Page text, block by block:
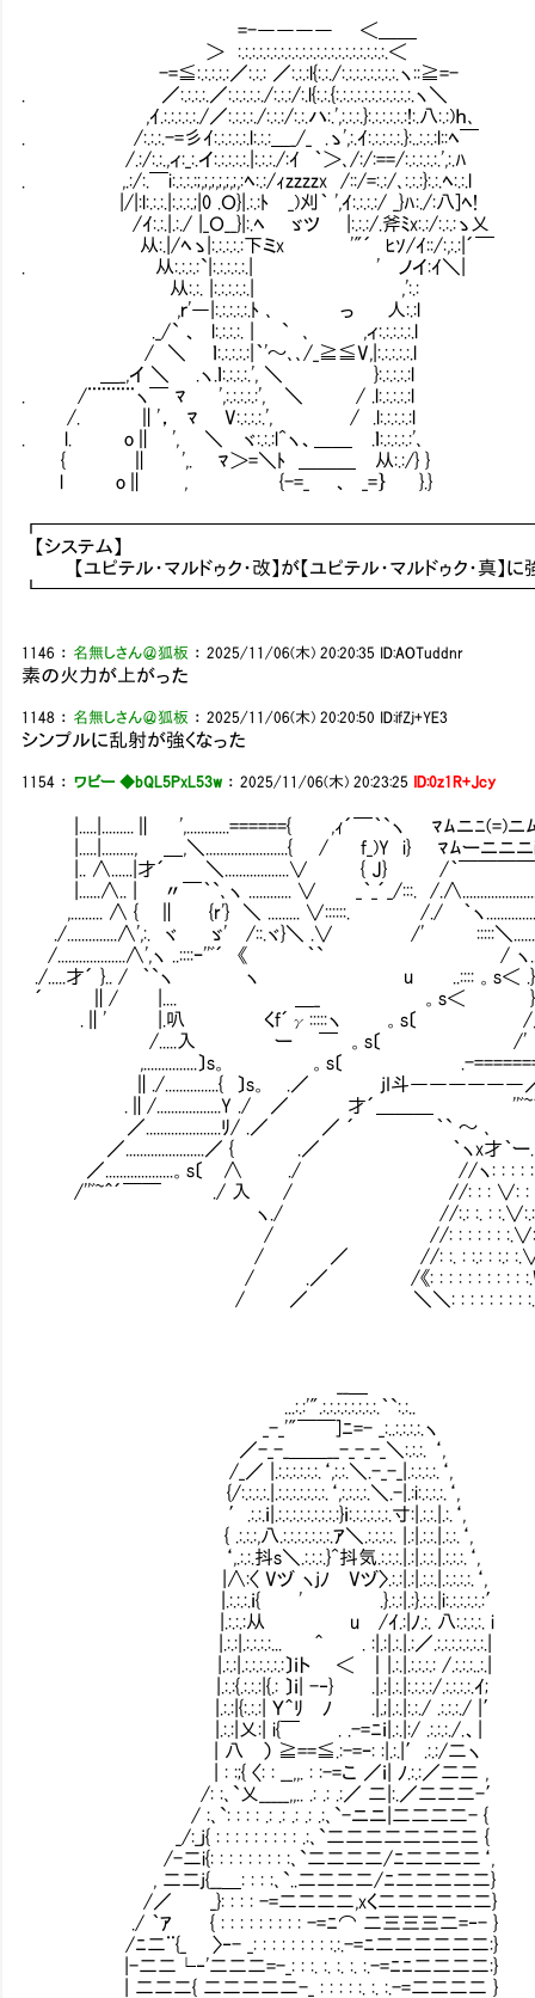
=-―――― ＜＿＿
＞ :.:.:.:.:.:.:.:.:.:.:.:.:.:.:.:.:.:.:.:.:.＜
-=≦:.:.:.:.:／:.:.: ／:.:.:l{:.:./:.:.:.:.:.:.:.:.ヽ::≧=-
. ／:.:.:.:.／:.:.:.:.:./:.:.:/:.l{:.:.{:.:.:.:.:.:.:.:.:.:.:.ヽ＼
,ｲ.:.:.:.:.:./／:.:.:.:./:.:.:/:.:.ハ:.',:.:.:.}:.:.:.:.:.:!:.八:.:)ｈ､
. /:.:.:.-=彡ｲ:.:.:.:.:.l:.:.:＿_/_ .ゝ',:.ｲ:.:.:.:.:.}:..:.:.:l::ﾍ￣
/.:/:.:.,ィ:_:.イ:.:.:.:.:.|:.:.:./:ｲ ｀＞､/:/:==/:.:.:.:.:.',:.ﾊ 所持
. ,.:/:.￣i:.:.:.:;,;,;,;,;,;,:ﾍ:.:/ｨzzzzx /::/=:.:/､:.:.:}:.:.ﾍ:.:.l
|/|:l:.:.:.|:.:.:.;|0 .Ｏ}|.:.:ﾄ _)刈｀ ',ｲ:.:.:.:/ _}ﾊ:./:八]ﾍ!
/ｲ:.:.|.:./ |_Ｏ__}|:.ﾍ ゞツ |:.:.:/.斧ﾐx:.:/:.:.:ゝ乂
从:.|/ﾍゝ|:.:.:.:.:下ミx '"´ ﾋｿ/ｲ::/:,:.:|´￣
. 从:.:.:.:`|:.:.:.:.:.| ' ノイ:ｲ＼| ・【W】【R】【ユピ
从:.:. |:.:.:.:.:.| ,':.:
,ｒ'―|:.:.:.:.:.ﾄ ､ っ 人:.:l ・【W】【R】【ユピテ
._/` 、 l:.:.:.:. | ` ､ ,ィ:.:.:.:.:.l
/ ＼ ｌ:.:.:.:.:|｀'～､､/_≧≦V,|:.:.:.:.:.l
＿_,イ ＼ .ヽ.ｌ:.:.:.:.', ＼ }:.:.:.:.:l
. /¨¨¨¨¨ヽ￣ ﾏ ',:.:.:.:.:', ＼ / .l:.:.:.:.:l
/. ∥'， ﾏ V:.:.:.:.', / .l:.:.:.:.:l
. l. o∥ ', ＼ ヾ:.:.:l^ヽ、＿＿ .ｌ:.:.:.:.:'､
{ ∥ ',. ﾏ＞=＼ﾄ ＿＿＿ 从:.:/} }
l o∥ , {-=_ 、 _=｝ }.}
【システム】
【ユピテル・マルドゥク・改】が【ユピテル・マルドゥク・真】
1146 ： 名無しさん＠狐板 ：2025/11/06(木) 20:20:35 ID:AOTuddnr
素の火力が上がった
1148 ： 名無しさん＠狐板 ：2025/11/06(木) 20:20:50 ID:ifZj+YE3
シンプルに乱射が強くなった
1154 ： ワビー ◆bQL5PxL53w ：2025/11/06(木) 20:23:25 ID:0z1R+Jcy
|.....|.........∥ ',............======{ ,ｨ´￣｀`ヽ ﾏﾑニﾆ(=)ニﾑ＼
|.....|........., ＿,＼.......................{ / f_)Y i} ﾏﾑーニニニ
|.. ∧......|才´ ＼..................∨ { J} /｀￣￣￣￣
|......∧.. | 〃￣｀`､ヽ ............ ∨ _｀_´_/:::. /
,......... ∧ { ∥ {r'} ＼ ......... ∨::::::. /./ ｀ヽ
./..............∧',:. ヾ ゞ' /::.ヾ}＼ .∨ /' :::::＼
/...................∧',ヽ ..::::ｰ''ﾞ´ 《 ｀` / ヽ
./.....才´ }.. / ｀`ヽ ヽ u ..:::: 。s＜
´ ∥/ |.... ＿_ 。s＜
.∥' |.叭 くf´γ:::::ヽ 。s〔 /／}
/.....入 ー ￣ 。s〔 /'
,...............〕s。 。s〔 .-
∥./...............{ 〕s。 .／ jI斗――――――／
.∥/..................Y ./ ／ 才´＿＿＿ ''ﾞ~＾
／.....................ﾘ/ .／ ／ ´ ｀` ～ ､
／......................／ { .／ ｀ヽx才｀ー.
／...................。s〔 ∧ ./ //ヽ: : : : : : :
/''ﾞ~＾´￣￣ ./ 入 / //: : : ∨: : : : :
ヽ./ //:.: :. : :.∨:.: :. : : :
/ //: : : : : : :.∨:. : : : : : :
/ ／ //: :. : :.: : :.: :.∨: : : : : :
/ .／ /《: : : : : : : : : : :.W: : : : :
/ ／ ＼＼: : : : : : : : :.i}: : : : :
...:.:'".:.:.:.:.:.:.:.:.｀`:.:..
_-_'"￣￣]ﾆ=- _:..:.:.:.:.ヽ
／-_-_＿＿__-_-_-_＼:.:.:. ‘,
/_／ |.:.:.:.:.:.:.‘,:.:.＼.-_-_|.:.:.:.:.‘,
{/:.:.:.:.|.:.:.:.:.:.:.:.‘,:.:.:.:.＼.-|.:i:.:.:.:.‘,
′.:.:.ｉ|.:.:.:.:.:.:.:.:.:}ｉ:.:.:.:.:.:.寸:|.:.:.|.:.‘,
{ .:.:.:,八.:.:.:.:.:.:.:.ｱ＼.:.:.:.:. |.:|.:.:.|.:.:.‘,
‘,.:.:.抖s＼.:.:.:.}^抖気.:.:.:.|.:|.:.:.|.:.:.:.‘, 攻撃力が
|∧:〈 Vヅ ヽjﾉ Vヅ〉.:.:|.:|.:.:.|.:.:.:.:.‘,
|.:.:.:.ｉ{ ' .}.:.:|.:}.:.:.|i:.:.:.:.:.:′ 敵に防御成功
|.:.:.:从 u /ｲ.:|ﾉ.:. 八:.:.:.:. i
|.:.:|.:.:.:.:... ＾ . :|.:|.:.|.:／.:.:.:.:.:.:.:.|
|.:.:|.:.:.:.:.:.:〕ｉト ＜ ｜|.:.|.:.:.:.: /.:.:.:..:.|
|.:.:{.:.:.:|{.: 〕ｉ| -‐} .|.:|.:.|:.:.:.:/.:.:.:.:.ｲ;
|.:.:|{:.:.:| Ｙ＾ﾘ ﾉ .|.;|.:.|:.:./ .:.:.:./ |′
|.:.:|乂:| i{￣ . .-=ﾆｉ|.:.|:/ .:.:.:./.、|
| 八 ） ≧==≦.:-=ｰ: :|.:.|′.:.:/二ヽ
| : :;{ 〈: : __,,. : :-=こ ／ｉ| ﾉ.:.:／二二 ,
/: :､`乂_____,,.. .: .: .:／ 二|:.／二二二-′
/ :､`: : : : .: .: .: .: .:､`-ニニ|二二二二- {
_/:_j{ : : : : : : : : : .:､`二二二二二二二二 {
/-二i{: : : : : : : : :､`二二二二/ﾆ二二二二‘,
, 二二j{__＿: : : :､`..二二二二/ﾆ二二二二二}
/／ _}: : : : -=二二二二,xく二二二二二二}
./ ｀ｱ { : : : : : : : : : -=ﾆ⌒ 二三三三二=‐- }
/ﾆ二¨{_ 〉‐- _: : : : : : : : :.:.-=ﾆ二二二二二二:}
|-二二└‐'二二二=-_: : :. :. :. :. :.-=ﾆﾆ二二二二:}
| 二二二{ 二二二二二-_ : : : : :. :. :.-=二二二二 }